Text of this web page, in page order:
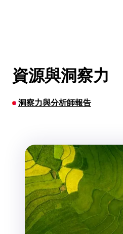
資源與洞察力
洞察力與分析師報告